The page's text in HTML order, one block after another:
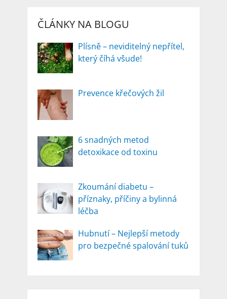
ČLÁNKY NA BLOGU
Plísně – neviditelný nepřítel,
který číhá všude!
Prevence křečových žil
6 snadných metod
detoxikace od toxinu
Zkoumání diabetu –
příznaky, příčiny a bylinná
léčba
Hubnutí – Nejlepší metody
pro bezpečné spalování tuků